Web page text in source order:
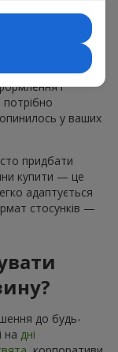
Подарункова
фруктами,
стає
і
у ваших
придбати
купити — це
адаптується
стосунків —
до будь-
на дні